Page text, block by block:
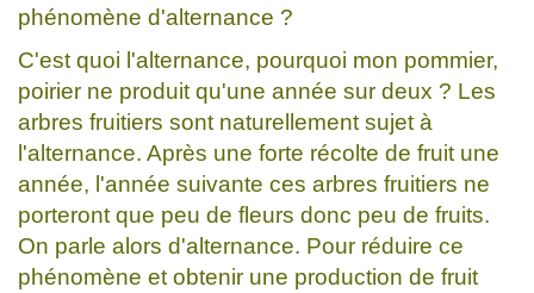
phénomène d'alternance ?
C'est quoi l'alternance, pourquoi mon pommier,
poirier ne produit qu'une année sur deux ? Les
arbres fruitiers sont naturellement sujet à
l'alternance. Après une forte récolte de fruit une
année, l'année suivante ces arbres fruitiers ne
porteront que peu de fleurs donc peu de fruits.
On parle alors d'alternance. Pour réduire ce
phénomène et obtenir une production de fruit